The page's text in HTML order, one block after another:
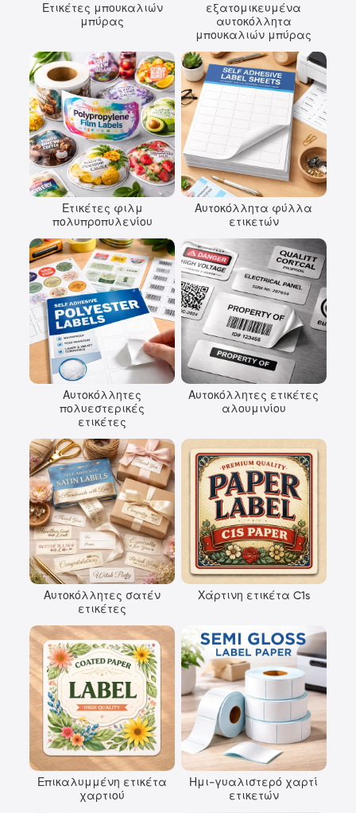
Ετικέτες μπουκαλιών
μπύρας
εξατομικευμένα
αυτοκόλλητα
μπουκαλιών μπύρας
Ετικέτες φιλμ
πολυπροπυλενίου
Αυτοκόλλητα φύλλα
ετικετών
Αυτοκόλλητες
πολυεστερικές
ετικέτες
Αυτοκόλλητες ετικέτες
αλουμινίου
Αυτοκόλλητες σατέν
ετικέτες
Χάρτινη ετικέτα C1s
Επικαλυμμένη ετικέτα
χαρτιού
Ημι-γυαλιστερό χαρτί
ετικετών